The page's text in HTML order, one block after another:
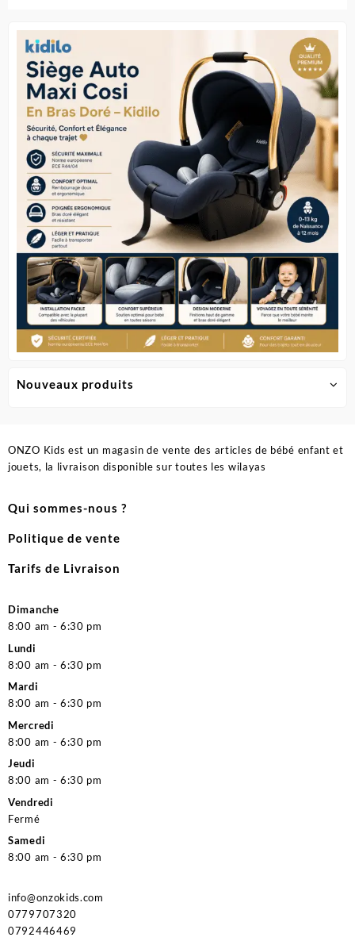
Nouveaux produits
ONZO Kids est un magasin de vente des articles de bébé enfant et
jouets, la livraison disponible sur toutes les wilayas
Qui sommes-nous ?
Politique de vente
Tarifs de Livraison
Dimanche
8:00 am - 6:30 pm
Lundi
8:00 am - 6:30 pm
Mardi
8:00 am - 6:30 pm
Mercredi
8:00 am - 6:30 pm
Jeudi
8:00 am - 6:30 pm
Vendredi
Fermé
Samedi
8:00 am - 6:30 pm
info@onzokids.com
0779707320
0792446469